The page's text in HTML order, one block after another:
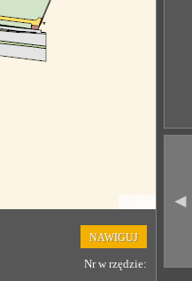
NAWIGUJ
Nr w rzędzie:
◄